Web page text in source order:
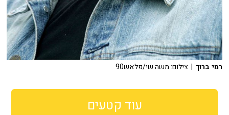
רמי ברוך | צילום: משה שי/פלאש90
עוד קטעים